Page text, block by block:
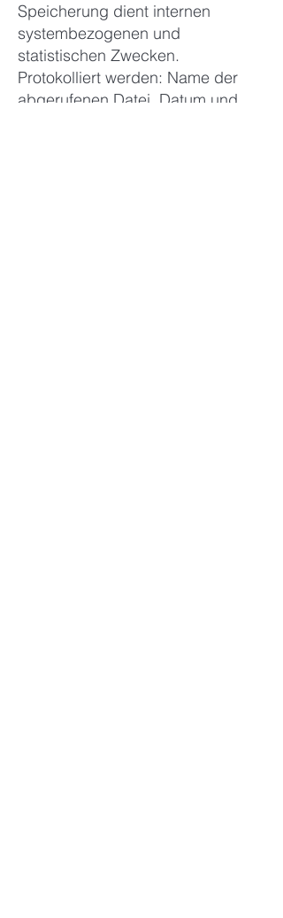
Speicherung dient internen
systembezogenen und
statistischen Zwecken.
Protokolliert werden: Name der
abgerufenen Datei, Datum und